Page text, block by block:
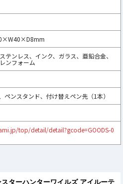
テンレス、インク、ガラス、亜鉛合金、
ンフォーム
ペンスタンド、付け替えペン先（1本）
top/detail/detail?gcode=GOODS-0
ターハンターワイルズ アイルーテ